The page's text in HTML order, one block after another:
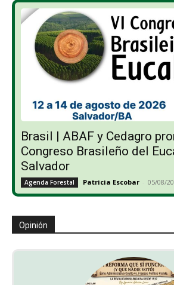
Brasil | ABAF y Cedagro
Congreso Brasileño del
Salvador
Agenda Forestal Patricia Escobar - 05/08/
Opinión